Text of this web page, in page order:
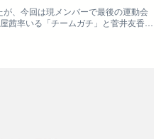
、今回は現メンバーで最後の運動会
茜率いる「チームガチ」と菅井友香率
茜はリベンジなるか！？